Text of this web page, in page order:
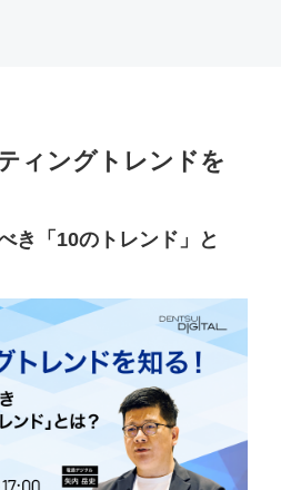
ィングトレンドを
き「10のトレンド」と